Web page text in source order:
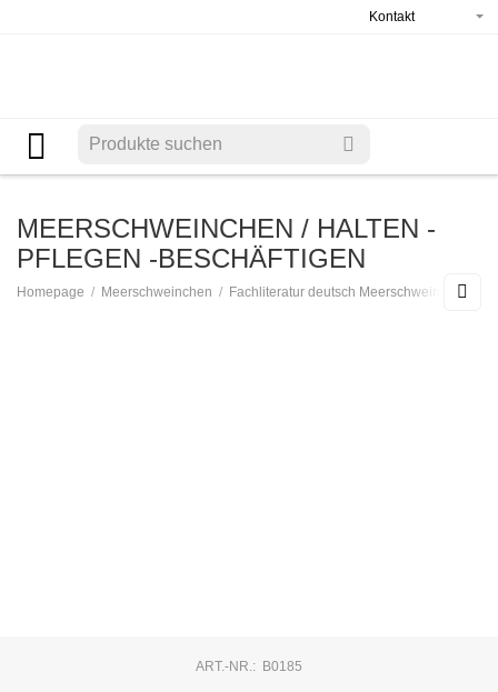
Kontakt
MEERSCHWEINCHEN / HALTEN -
PFLEGEN -BESCHÄFTIGEN
Homepage / Meerschweinchen / Fachliteratur deutsch Meerschweinchen
ART.-NR.: B0185